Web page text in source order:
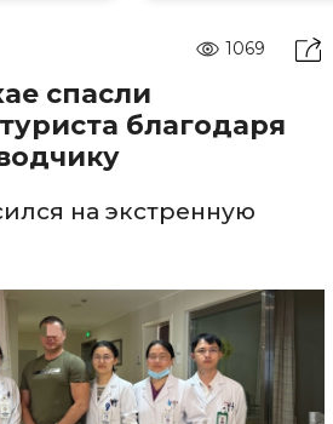
1069
спасли
благодаря
на экстренную